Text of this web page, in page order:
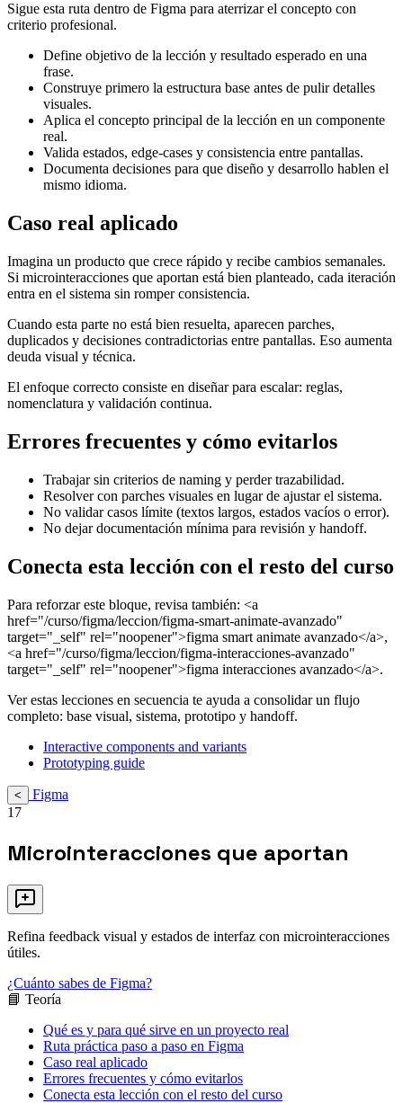
Sigue esta ruta dentro de Figma para aterrizar el concepto con
criterio profesional.
Define objetivo de la lección y resultado esperado en una
frase.
Construye primero la estructura base antes de pulir detalles
visuales.
Aplica el concepto principal de la lección en un componente
real.
Valida estados, edge-cases y consistencia entre pantallas.
Documenta decisiones para que diseño y desarrollo hablen el
mismo idioma.
Caso real aplicado
Imagina un producto que crece rápido y recibe cambios semanales.
Si microinteracciones que aportan está bien planteado, cada iteración
entra en el sistema sin romper consistencia.
Cuando esta parte no está bien resuelta, aparecen parches,
duplicados y decisiones contradictorias entre pantallas. Eso aumenta
deuda visual y técnica.
El enfoque correcto consiste en diseñar para escalar: reglas,
nomenclatura y validación continua.
Errores frecuentes y cómo evitarlos
Trabajar sin criterios de naming y perder trazabilidad.
Resolver con parches visuales en lugar de ajustar el sistema.
No validar casos límite (textos largos, estados vacíos o error).
No dejar documentación mínima para revisión y handoff.
Conecta esta lección con el resto del curso
Para reforzar este bloque, revisa también: <a
href="/curso/figma/leccion/figma-smart-animate-avanzado"
target="_self" rel="noopener">figma smart animate avanzado</a>,
<a href="/curso/figma/leccion/figma-interacciones-avanzado"
target="_self" rel="noopener">figma interacciones avanzado</a>.
Ver estas lecciones en secuencia te ayuda a consolidar un flujo
completo: base visual, sistema, prototipo y handoff.
Interactive components and variants
Prototyping guide
<
Figma
17
Microinteracciones que aportan
Refina feedback visual y estados de interfaz con microinteracciones
útiles.
¿Cuánto sabes de Figma?
📘 Teoría
Qué es y para qué sirve en un proyecto real
Ruta práctica paso a paso en Figma
Caso real aplicado
Errores frecuentes y cómo evitarlos
Conecta esta lección con el resto del curso